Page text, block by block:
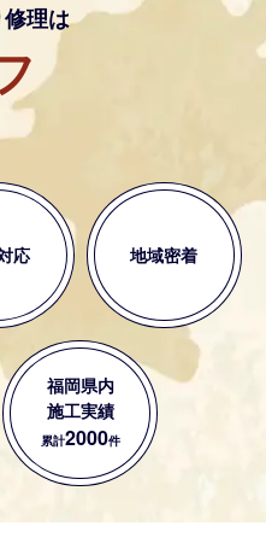
理は
応 地域密着
福岡県内
施工実績
累計2000件